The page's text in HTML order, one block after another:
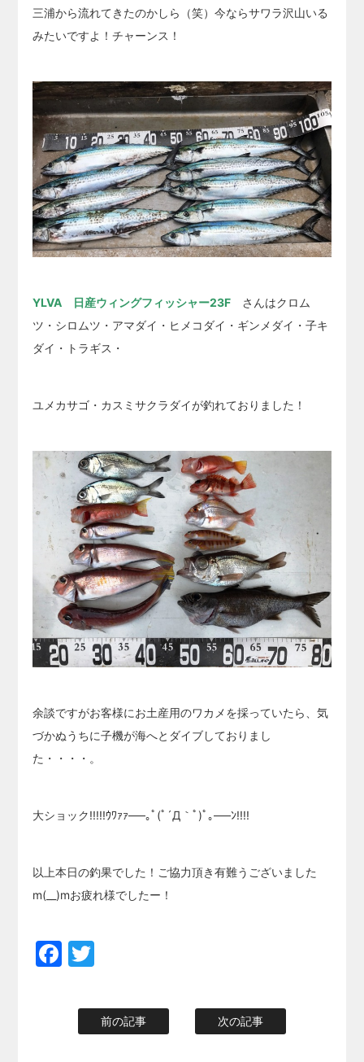
三浦から流れてきたのかしら（笑）今ならサワラ沢山いる
みたいですよ！チャーンス！
YLVA 日産ウィングフィッシャー23F さんはクロム
ツ・シロムツ・アマダイ・ヒメコダイ・ギンメダイ・子キ
ダイ・トラギス・
ユメカサゴ・カスミサクラダイが釣れておりました！
余談ですがお客様にお土産用のワカメを採っていたら、気
づかぬうちに子機が海へとダイブしておりまし
た・・・・。
大ショック!!!!!ｳﾜｧｧ—–｡ﾟ(ﾟ´Д｀ﾟ)ﾟ｡—–ﾝ!!!!
以上本日の釣果でした！ご協力頂き有難うございました
m(__)mお疲れ様でしたー！
Facebook
前の記事 次の記事